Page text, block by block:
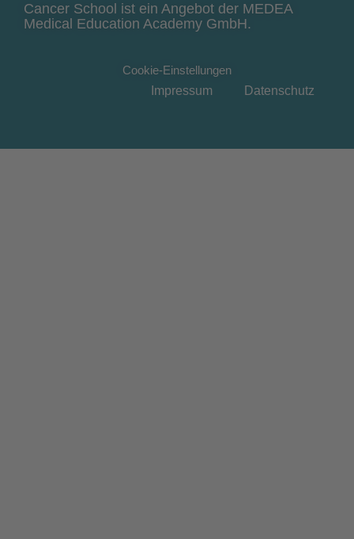
Cancer School ist ein Angebot der MEDEA
Medical Education Academy GmbH.
Cookie-Einstellungen
Impressum
Datenschutz